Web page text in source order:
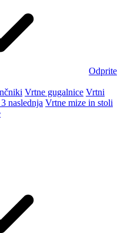
Odprite
Vrtne gugalnice Vrtni
naslednja Vrtne mize in stoli